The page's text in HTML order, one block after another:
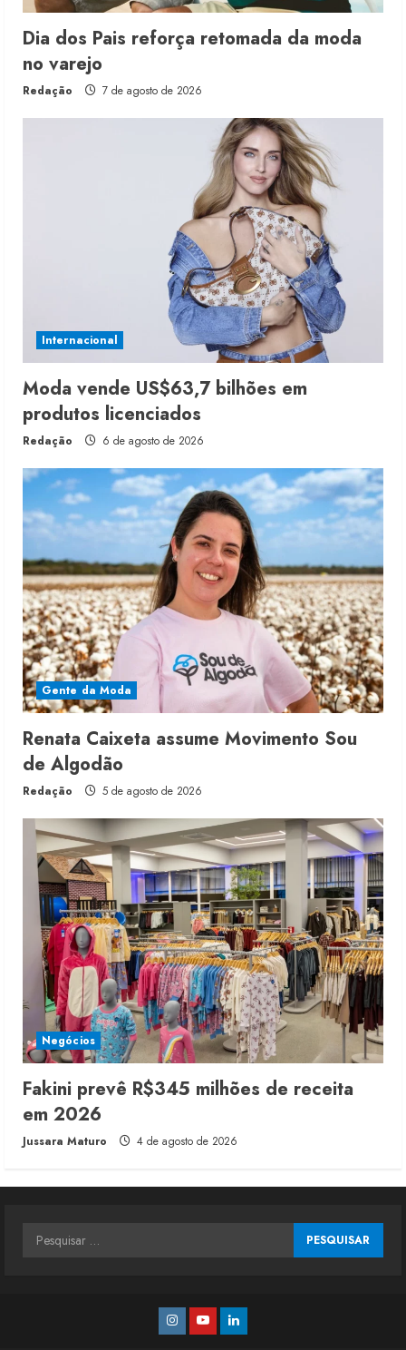
Dia dos Pais reforça retomada da moda
no varejo
Redação 7 de agosto de 2026
Internacional
Moda vende US$63,7 bilhões em
produtos licenciados
Redação 6 de agosto de 2026
Gente da Moda
Renata Caixeta assume Movimento Sou
de Algodão
Redação 5 de agosto de 2026
Negócios
Fakini prevê R$345 milhões de receita
em 2026
Jussara Maturo 4 de agosto de 2026
Pesquisar
Instagram
YoutubeLinkedin